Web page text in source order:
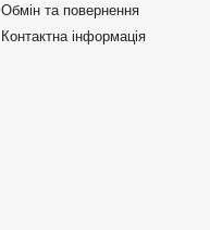
Обмін та повернення
Контактна інформація